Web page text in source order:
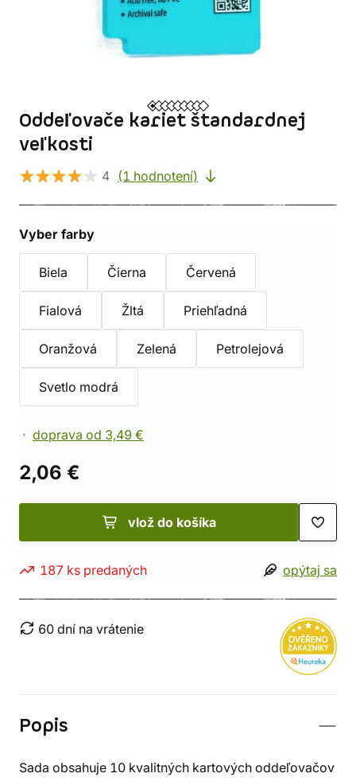
Oddeľovače kariet štandardnej
veľkosti
4 (1 hodnotení)
Vyber farby
Biela Čierna Červená
Fialová Žltá Priehľadná
Oranžová Zelená Petrolejová
Svetlo modrá
doprava od 3,49 €
2,06 €
vlož do košíka
187 ks predaných opýtaj sa
60 dní na vrátenie
Popis
Sada obsahuje 10 kvalitných kartových oddeľovačov